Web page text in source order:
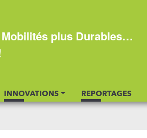
plus Durables…
INNOVATIONS REPORTAGES